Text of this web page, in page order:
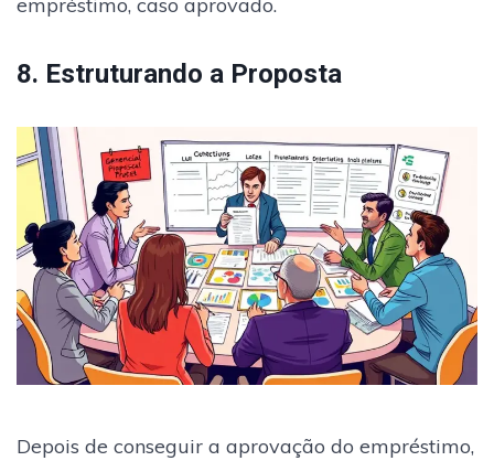
empréstimo, caso aprovado.
8. Estruturando a Proposta
Depois de conseguir a aprovação do empréstimo,